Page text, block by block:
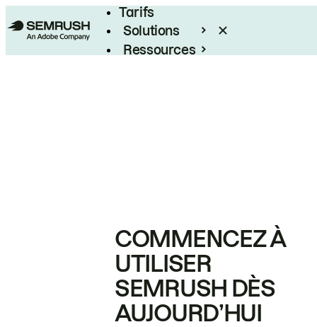
Tarifs
Solutions
Ressources
COMMENCEZ À
UTILISER
SEMRUSH DÈS
AUJOURD’HUI